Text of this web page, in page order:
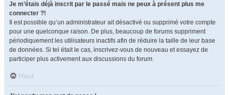
Je m’étais déjà inscrit par le passé mais ne peux à présent plus me
connecter ?!
Il est possible qu’un administrateur ait désactivé ou supprimé votre compte
pour une quelconque raison. De plus, beaucoup de forums suppriment
périodiquement les utilisateurs inactifs afin de réduire la taille de leur base
de données. Si tel était le cas, inscrivez-vous de nouveau et essayez de
participer plus activement aux discussions du forum.
Haut